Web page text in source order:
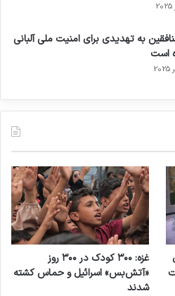
به تهدیدی برای امنیت ملی آلبانی
است
غزه: ۳۰۰ کودک در ۳۰۰ روز
«آتش‌بس» اسرائیل و حماس کشته
شدند